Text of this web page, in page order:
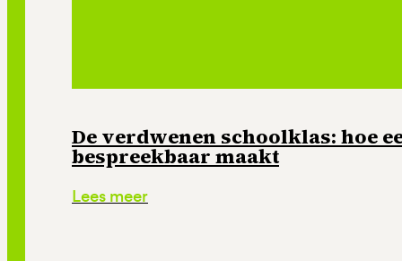
De verdwenen schoolklas: hoe
bespreekbaar maakt
Lees meer